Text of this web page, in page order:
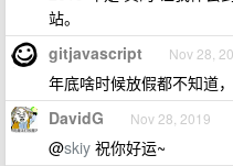
站。
gitjavascript Nov 28,
年底啥时候放假都不知道，
DavidG Nov 28, 2019
@skiy 祝你好运~